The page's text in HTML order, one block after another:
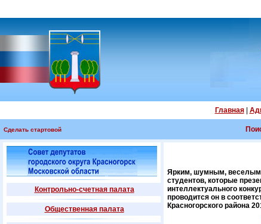
Главная|
Сделать стартовой
Контрольно-счетная палата
Общественная палата
Ярким, шумным, веселым
студентов, которые
интеллектуального
проводится он в
Красногорского района